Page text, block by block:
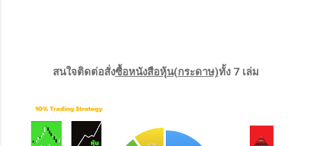
สนใจติดต่อสั่งซื้อหนังสือหุ้น(กระดาษ)ทั้ง 7 เล่ม